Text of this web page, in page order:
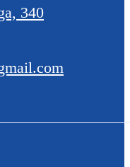
340